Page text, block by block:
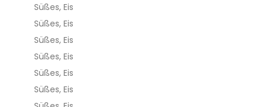
Süßes, Eis
Süßes, Eis
Süßes, Eis
Süßes, Eis
Süßes, Eis
Süßes, Eis